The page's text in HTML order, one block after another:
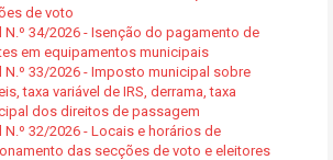
de voto
N.º 34/2026 - Isenção do pagamento de
em equipamentos municipais
N.º 33/2026 - Imposto municipal sobre
taxa variável de IRS, derrama, taxa
dos direitos de passagem
N.º 32/2026 - Locais e horários de
das secções de voto e eleitores